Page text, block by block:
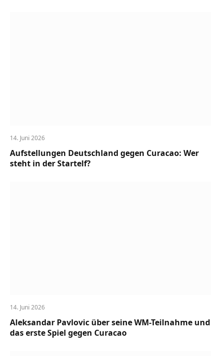
14. Juni 2026
Aufstellungen Deutschland gegen Curacao: Wer
steht in der Startelf?
14. Juni 2026
Aleksandar Pavlovic über seine WM-Teilnahme und
das erste Spiel gegen Curacao